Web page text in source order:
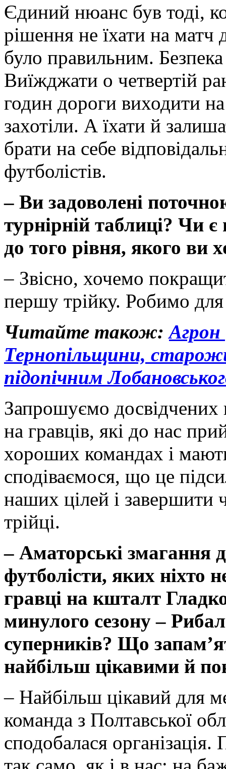
Єдиний нюанс був тоді,
рішення не їхати на
було правильним. Безпека
Виїжджати о четвертій
годин дороги виходити
захотіли. А їхати й
брати на себе
футболістів.
– Ви задоволені
турнірній таблиці? Чи
до того рівня, якого ви
– Звісно, хочемо
першу трійку. Робимо
Читайте також: Агрон
Тернопільщини,
підопічним
Запрошуємо
на гравців, які до нас
хороших командах і
сподіваємося, що це
наших цілей і завершити
трійці.
– Аматорські змагання
футболісти, яких ніхто
гравці на кшталт
минулого сезону –
суперників? Що
найбільш цікавими й
– Найбільш цікавий для
команда з Полтавської
сподобалася